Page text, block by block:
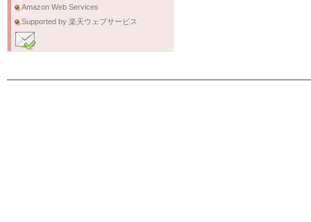
Amazon Web Services
Supported by 楽天ウェブサービス